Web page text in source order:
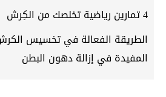
4 تمارين رياضية تخلصك من الكِرش
الطريقة الفعالة في تخسيس
المفيدة في إزالة دهون البطن